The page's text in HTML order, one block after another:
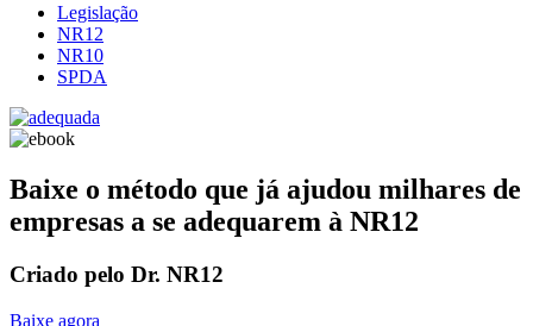
Legislação
NR12
NR10
SPDA
Baixe o método que já ajudou milhares de
empresas a se adequarem à NR12
Criado pelo Dr. NR12
Baixe agora